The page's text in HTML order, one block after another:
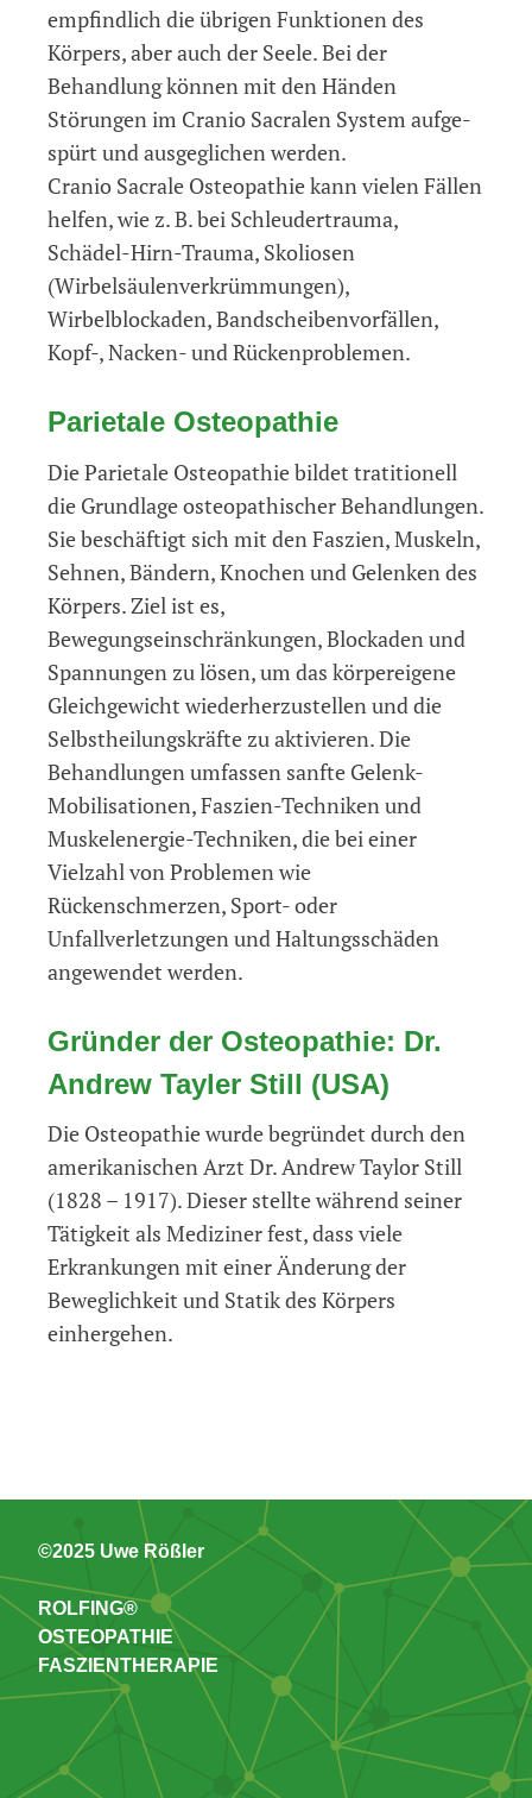
empfindlich die übrigen Funktionen des
Körpers, aber auch der Seele. Bei der
Behandlung können mit den Händen
Störungen im Cranio Sacralen System aufge­
spürt und ausgeglichen werden.
Cranio Sacrale Osteopathie kann vielen Fällen
helfen, wie z. B. bei Schleudertrauma,
Schädel-Hirn-Trauma, Skoliosen
(Wirbelsäulenverkrümmungen),
Wirbelblockaden, Bandscheibenvorfällen,
Kopf-, Nacken- und Rückenproblemen.
Parietale Osteopathie
Die Parietale Osteopathie bildet tratitionell
die Grundlage osteopathischer Behandlungen.
Sie beschäftigt sich mit den Faszien, Muskeln,
Sehnen, Bändern, Knochen und Gelenken des
Körpers. Ziel ist es,
Bewegungseinschränkungen, Blockaden und
Spannungen zu lösen, um das körpereigene
Gleichgewicht wiederherzustellen und die
Selbstheilungskräfte zu aktivieren. Die
Behandlungen umfassen sanfte Gelenk-
Mobilisationen, Faszien-Techniken und
Muskelenergie-Techniken, die bei einer
Vielzahl von Problemen wie
Rückenschmerzen, Sport- oder
Unfallverletzungen und Haltungsschäden
angewendet werden.
Gründer der Osteopathie: Dr.
Andrew Tayler Still (USA)
Die Osteopathie wurde begründet durch den
amerikanischen Arzt Dr. Andrew Taylor Still
(1828 – 1917). Dieser stellte während seiner
Tätigkeit als Mediziner fest, dass viele
Erkrankungen mit einer Änderung der
Beweglichkeit und Statik des Körpers
einhergehen.
©2025 Uwe Rößler
ROLFING®
OSTEOPATHIE
FASZIENTHERAPIE